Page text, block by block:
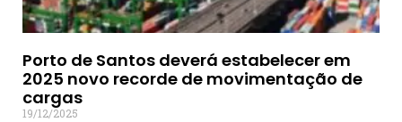
Porto de Santos deverá estabelecer em
2025 novo recorde de movimentação de
cargas
19/12/2025